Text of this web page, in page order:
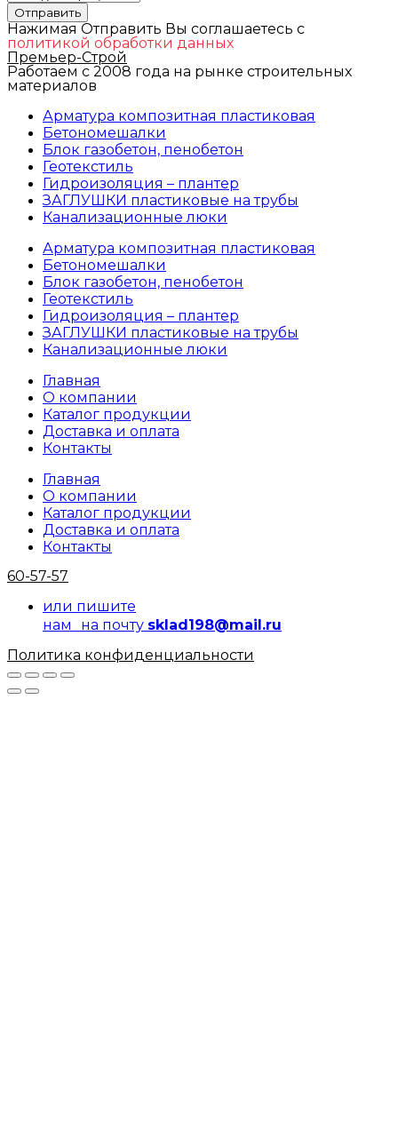
Отправить
Нажимая Отправить Вы соглашаетесь с
политикой обработки данных
Премьер-Строй
Работаем с 2008 года на рынке строительных
материалов
Арматура композитная пластиковая
Бетономешалки
Блок газобетон, пенобетон
Геотекстиль
Гидроизоляция – плантер
ЗАГЛУШКИ пластиковые на трубы
Канализационные люки
Арматура композитная пластиковая
Бетономешалки
Блок газобетон, пенобетон
Геотекстиль
Гидроизоляция – плантер
ЗАГЛУШКИ пластиковые на трубы
Канализационные люки
Главная
О компании
Каталог продукции
Доставка и оплата
Контакты
Главная
О компании
Каталог продукции
Доставка и оплата
Контакты
60-57-57
или пишите
нам на почту sklad198@mail.ru
Политика конфиденциальности